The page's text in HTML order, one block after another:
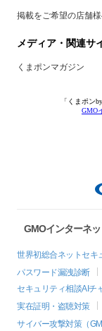
掲載をご希望の店舗様
メディア・関連サ
くまポンマガジン
「くまポン
GMO
GMOインターネ
世界初総合ネットセキ
パスワード漏洩診断
セキュリティ相談AIチ
実在証明・盗聴対策
サイバー攻撃対策（